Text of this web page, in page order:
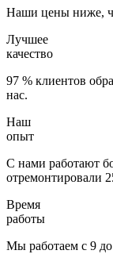
Наши цены ниже,
Лучшее
качество
97 % клиентов
нас.
Наш
опыт
С нами работают
отремонтировали
Время
работы
Мы работаем с 9